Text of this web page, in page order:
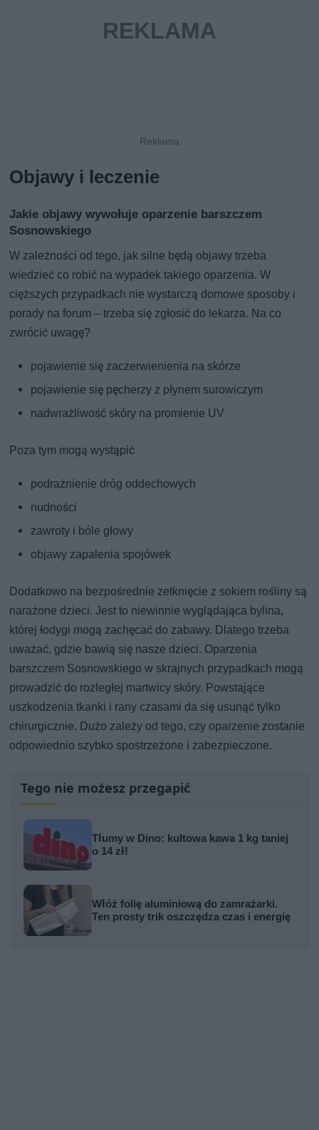
Objawy i leczenie
Jakie objawy wywołuje oparzenie barszczem
Sosnowskiego
W zależności od tego, jak silne będą objawy trzeba
wiedzieć co robić na wypadek takiego oparzenia. W
cięższych przypadkach nie wystarczą domowe sposoby i
porady na forum – trzeba się zgłosić do lekarza. Na co
zwrócić uwagę?
pojawienie się zaczerwienienia na skórze
pojawienie się pęcherzy z płynem surowiczym
nadwrażliwość skóry na promienie UV
Poza tym mogą wystąpić
podrażnienie dróg oddechowych
nudności
zawroty i bóle głowy
objawy zapalenia spojówek
Dodatkowo na bezpośrednie zetknięcie z sokiem rośliny są
narażone dzieci. Jest to niewinnie wyglądająca bylina,
której łodygi mogą zachęcać do zabawy. Dlatego trzeba
uważać, gdzie bawią się nasze dzieci. Oparzenia
barszczem Sosnowskiego w skrajnych przypadkach mogą
prowadzić do rozległej martwicy skóry. Powstające
uszkodzenia tkanki i rany czasami da się usunąć tylko
chirurgicznie. Dużo zależy od tego, czy oparzenie zostanie
odpowiednio szybko spostrzeżone i zabezpieczone.
Tego nie możesz przegapić
Tłumy w Dino: kultowa kawa 1 kg taniej
o 14 zł!
Włóż folię aluminiową do zamrażarki.
Ten prosty trik oszczędza czas i energię